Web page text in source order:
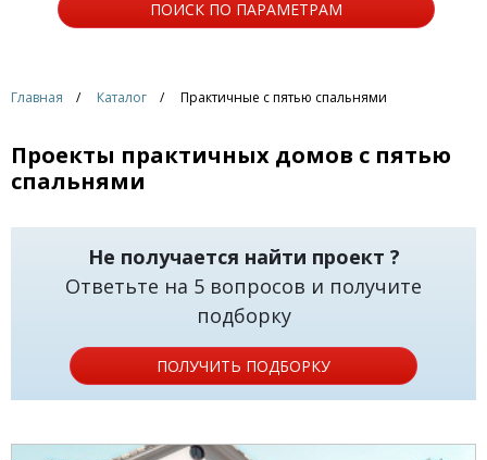
ПОИСК ПО ПАРАМЕТРАМ
Главная Каталог Практичные с пятью спальнями
Проекты практичных домов с пятью
спальнями
Не получается найти проект ?
Ответьте на 5 вопросов и получите
подборку
ПОЛУЧИТЬ ПОДБОРКУ